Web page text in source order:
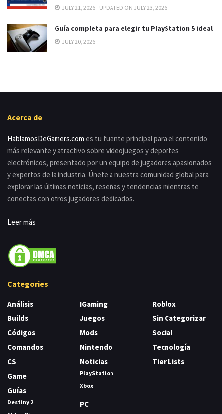
JULY 21, 2026 - UPDATED ON JULY 23, 2026
Guía completa para elegir tu PlayStation 5 ideal
JULY 20, 2026
Acerca de
HablamosDeGamers.com es tu fuente principal para el contenido
más relevante y atractivo sobre videojuegos y deportes
electrónicos, presentado por un equipo de jugadores apasionados
y expertos de la industria. Únete a nuestra comunidad global para
explorar las últimas noticias, reseñas y tendencias mientras te
conectas con otros jugadores dedicados.
Leer más
Categories
Análisis
Builds
Códigos
Comandos
CS
Game
Guías
Destiny 2
IGaming
Juegos
Mods
Nintendo
Noticias
PlayStation
Xbox
PC
Roblox
Sin Categorizar
Social
Tecnología
Tier Lists